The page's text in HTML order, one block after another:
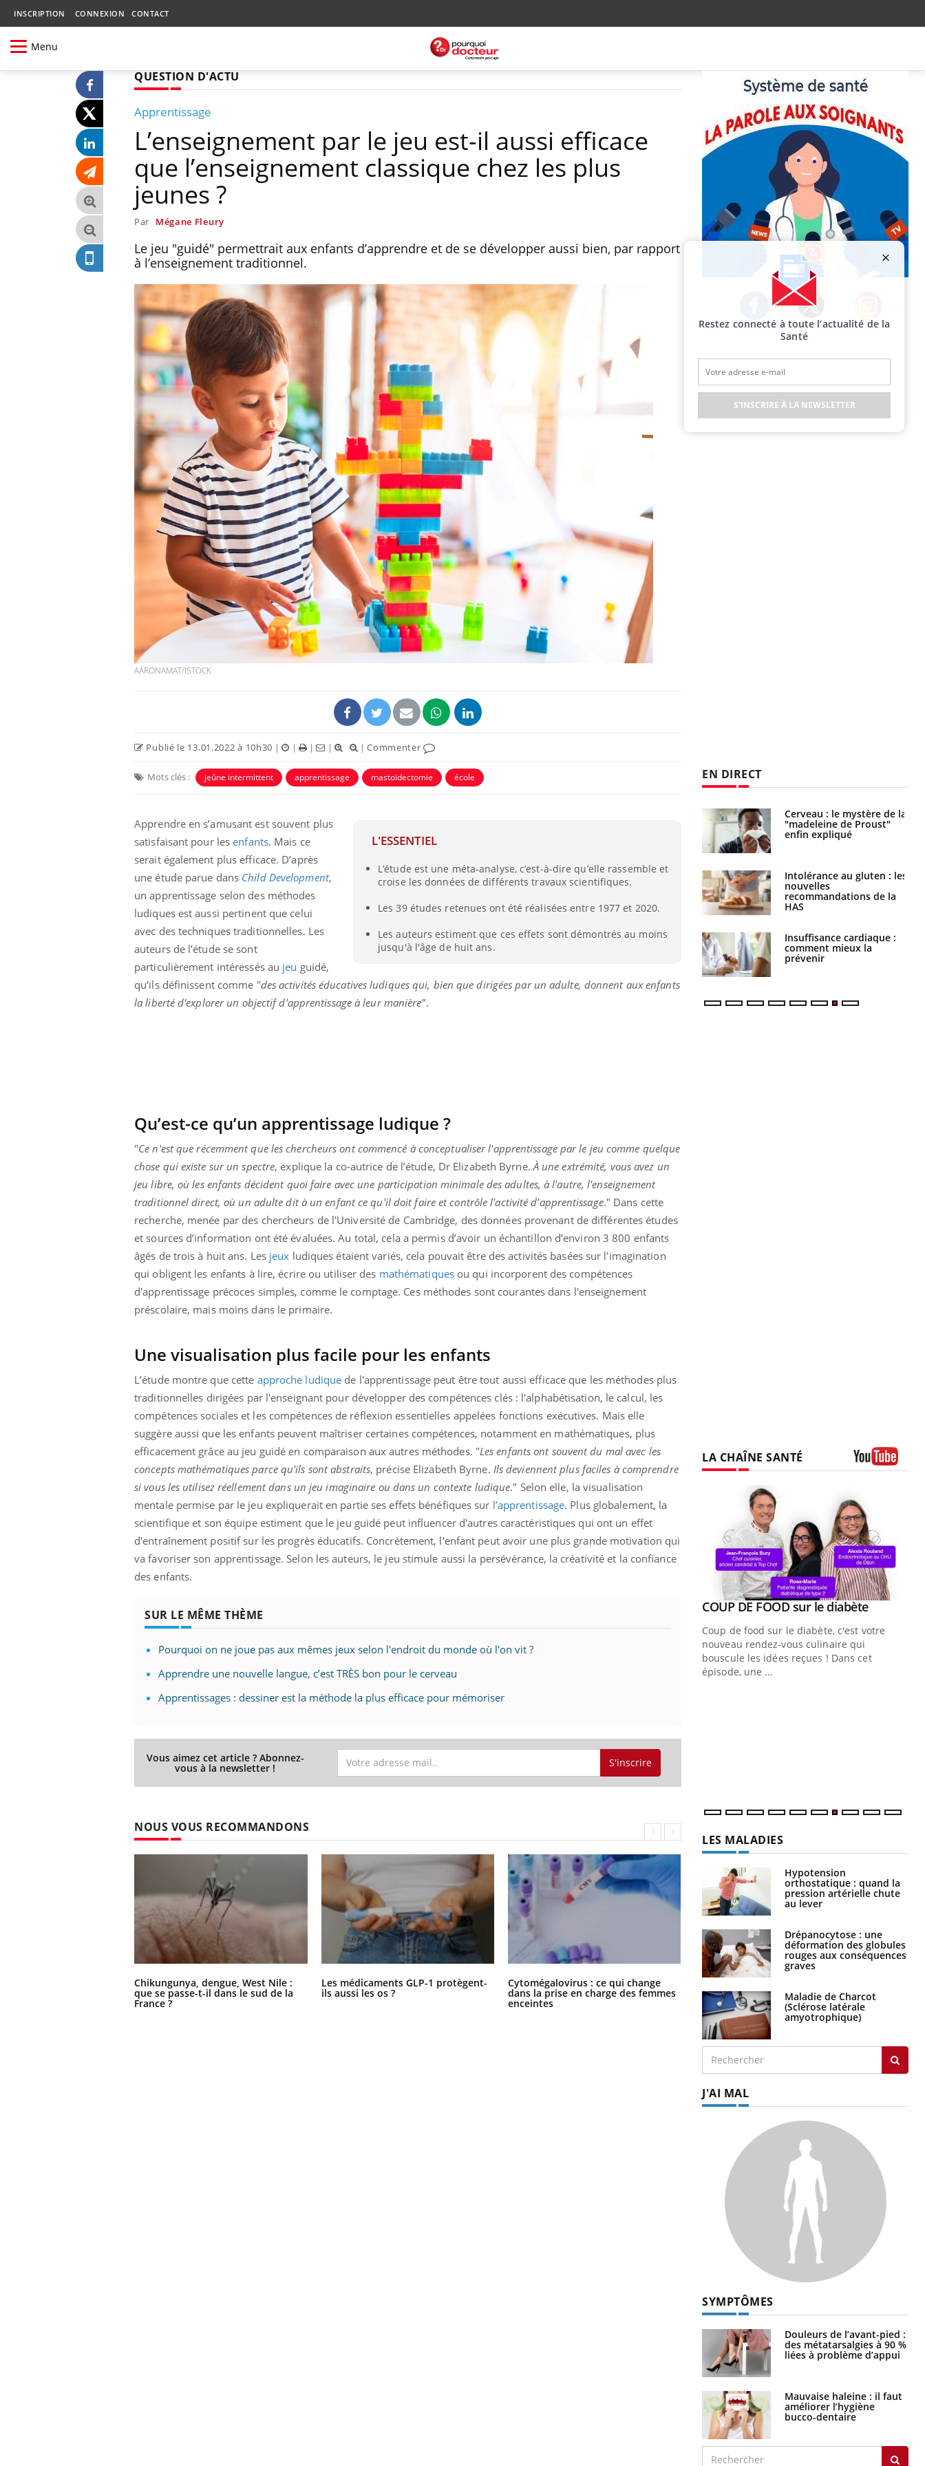
INSCRIPTION CONNEXION CONTACT
Menu
QUESTION D'ACTU
Apprentissage
L’enseignement par le jeu est-il aussi efficace
que l’enseignement classique chez les plus
jeunes ?
Par Mégane Fleury
Le jeu "guidé" permettrait aux enfants d’apprendre et de se développer aussi bien, par rapport
à l’enseignement traditionnel.
AARONAMAT/ISTOCK
Publié le 13.01.2022 à 10h30 | | | | |Commenter
Mots clés : jeûne intermittent apprentissage mastoïdectomie école
L'ESSENTIEL
L’étude est une méta-analyse, c’est-à-dire qu’elle rassemble et
croise les données de différents travaux scientifiques.
Les 39 études retenues ont été réalisées entre 1977 et 2020.
Les auteurs estiment que ces effets sont démontrés au moins
jusqu'à l'âge de huit ans.
Apprendre en s’amusant est souvent plus
satisfaisant pour lesenfants. Mais ce
serait également plus efficace. D’après
une étude parue dans Child Development,
un apprentissage selon des méthodes
ludiques est aussi pertinent que celui
avec des techniques traditionnelles. Les
auteurs de l’étude se sont
particulièrement intéressés au jeu guidé,
qu’ils définissent comme "des activités éducatives ludiques qui, bien que dirigées par un adulte, donnent aux enfants
la liberté d'explorer un objectif d'apprentissage à leur manière".
Qu’est-ce qu’un apprentissage ludique ?
"Ce n'est que récemment que les chercheurs ont commencé à conceptualiser l'apprentissage par le jeu comme quelque
chose qui existe sur un spectre, explique la co-autrice de l’étude, Dr Elizabeth Byrne. À une extrémité, vous avez un
jeu libre, où les enfants décident quoi faire avec une participation minimale des adultes, à l'autre, l'enseignement
traditionnel direct, où un adulte dit à un enfant ce qu'il doit faire et contrôle l'activité d’apprentissage." Dans cette
recherche, menée par des chercheurs de l'Université de Cambridge, des données provenant de différentes études
et sources d’information ont été évaluées. Au total, cela a permis d’avoir un échantillon d’environ 3 800 enfants
âgés de trois à huit ans. Les jeux ludiques étaient variés, cela pouvait être des activités basées sur l'imagination
qui obligent les enfants à lire, écrire ou utiliser des mathématiquesou qui incorporent des compétences
d'apprentissage précoces simples, comme le comptage. Ces méthodes sont courantes dans l'enseignement
préscolaire, mais moins dans le primaire.
Une visualisation plus facile pour les enfants
L’étude montre que cette approche ludique de l'apprentissage peut être tout aussi efficace que les méthodes plus
traditionnelles dirigées par l'enseignant pour développer des compétences clés : l'alphabétisation, le calcul, les
compétences sociales et les compétences de réflexion essentielles appelées fonctions exécutives. Mais elle
suggère aussi que les enfants peuvent maîtriser certaines compétences, notamment en mathématiques, plus
efficacement grâce au jeu guidé en comparaison aux autres méthodes. "Les enfants ont souvent du mal avec les
concepts mathématiques parce qu'ils sont abstraits, précise Elizabeth Byrne. Ils deviennent plus faciles à comprendre
si vous les utilisez réellement dans un jeu imaginaire ou dans un contexte ludique." Selon elle, la visualisation
mentale permise par le jeu expliquerait en partie ses effets bénéfiques sur l’apprentissage. Plus globalement, la
scientifique et son équipe estiment que le jeu guidé peut influencer d'autres caractéristiques qui ont un effet
d'entraînement positif sur les progrès éducatifs. Concrètement, l'enfant peut avoir une plus grande motivation qui
va favoriser son apprentissage. Selon les auteurs, le jeu stimule aussi la persévérance, la créativité et la confiance
des enfants.
SUR LE MÊME THÈME
Pourquoi on ne joue pas aux mêmes jeux selon l'endroit du monde où l'on vit ?
Apprendre une nouvelle langue, c’est TRÈS bon pour le cerveau
Apprentissages : dessiner est la méthode la plus efficace pour mémoriser
Vous aimez cet article ? Abonnez-
vous à la newsletter ! S'inscrire
NOUS VOUS RECOMMANDONS
Chikungunya, dengue, West Nile :
que se passe-t-il dans le sud de la
France ?
Les médicaments GLP-1 protègent-
ils aussi les os ?
Cytomégalovirus : ce qui change
dans la prise en charge des femmes
enceintes
La sieste empêche-t-elle de dormir
la nuit ?
Facebook Twitter Instagram
EN DIRECT
que dit la science
Le smartphone nuit-il à
l'apprentissage de la
lecture ?
Mordue par une tique en
vacances, elle reste dans
secourue grâce à un
réflexe essentiel
Légionellose en Suisse :
quelle est l’origine de la
Allergies alimentaires :
une nouvelle arme contre
Bilan prévention : ce que
les kinés pourront
TDAH : quel est ce
Cerveau : le mystère de la
"madeleine de Proust"
enfin expliqué
Intolérance au gluten : les
nouvelles
recommandations de la
HAS
Insuffisance cardiaque :
comment mieux la
prévenir
LA CHAÎNE SANTÉ
Eczéma Chronique des Mains : se
préparer pour l’été !Youtube
L'été arrive… et avec lui, un tout nouveau
rythme de vie ! Vacances, plage, piscine,
soleil, activités en plein air… Nos mains
Le Ramadan approche, et, pour de
nombreuses personnes atteintes de
diabète, c'est une période de questions, de
défis, mais ...
préventiveYoutube
Un établissement lié à un groupe
numérique » permet ...
Youtube
COUP DE FOOD sur le diabèteYoutube
Coup de food sur le diabète, c'est votre
nouveau rendez-vous culinaire qui
bouscule les idées reçues ! Dans cet
épisode, une ...
LES MALADIES
Hypotension
orthostatique : quand la
pression artérielle chute
au lever
Drépanocytose : une
déformation des globules
rouges aux conséquences
graves
Maladie de Charcot
(Sclérose latérale
amyotrophique)
J'AI MAL
SYMPTÔMES
Douleurs de l’avant-pied :
des métatarsalgies à 90 %
liées à problème d’appui
Mauvaise haleine : il faut
améliorer l’hygiène
bucco-dentaire
Restez connecté à toute l’actualité de la
Santé
S'INSCRIRE À LA NEWSLETTER